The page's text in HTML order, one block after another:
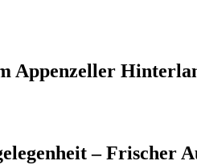
Appenzeller
– Frischer